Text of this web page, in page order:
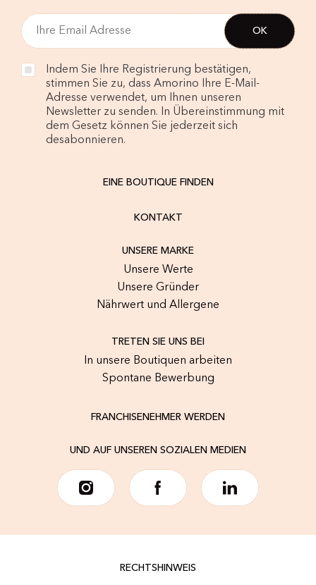
Indem Sie Ihre Registrierung bestätigen,
stimmen Sie zu, dass Amorino Ihre E-Mail-
Adresse verwendet, um Ihnen unseren
Newsletter zu senden. In Übereinstimmung mit
dem Gesetz können Sie jederzeit sich
desabonnieren.
EINE BOUTIQUE FINDEN
KONTAKT
UNSERE MARKE
Unsere Werte
Unsere Gründer
Nährwert und Allergene
TRETEN SIE UNS BEI
In unsere Boutiquen arbeiten
Spontane Bewerbung
FRANCHISENEHMER WERDEN
UND AUF UNSEREN SOZIALEN MEDIEN
RECHTSHINWEIS